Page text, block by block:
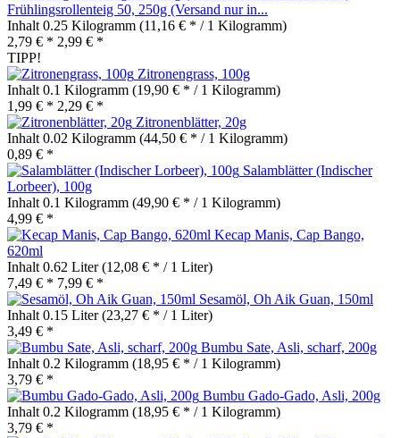
Frühlingsrollenteig 50, 250g (Versand nur in...
Inhalt 0.25 Kilogramm (11,16 € * / 1 Kilogramm)
2,79 € * 2,99 € *
TIPP!
Zitronengrass, 100g
Inhalt 0.1 Kilogramm (19,90 € * / 1 Kilogramm)
1,99 € * 2,29 € *
Zitronenblätter, 20g
Inhalt 0.02 Kilogramm (44,50 € * / 1 Kilogramm)
0,89 € *
Salamblätter (Indischer
Lorbeer), 100g
Inhalt 0.1 Kilogramm (49,90 € * / 1 Kilogramm)
4,99 € *
Kecap Manis, Cap Bango,
620ml
Inhalt 0.62 Liter(12,08 € * / 1 Liter)
7,49 € * 7,99 € *
Sesamöl, Oh Aik Guan, 150ml
Inhalt 0.15 Liter(23,27 € * / 1 Liter)
3,49 € *
Bumbu Sate, Asli, scharf, 200g
Inhalt 0.2 Kilogramm (18,95 € * / 1 Kilogramm)
3,79 € *
Bumbu Gado-Gado, Asli, 200g
Inhalt 0.2 Kilogramm (18,95 € * / 1 Kilogramm)
3,79 € *